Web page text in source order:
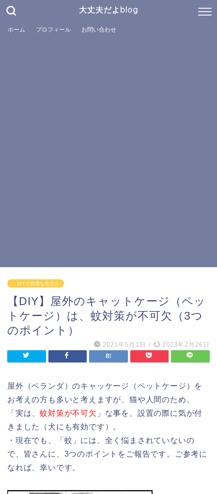
大丈夫だよblog
ホーム プロフィール お問い合わせ
DIYで快適な生活を
【DIY】屋外のキャットケージ（ペッ
トケージ）は、蚊対策が不可欠（3つ
のポイント）
2021年5月1日 / 2023年2月26日
屋外（ベランダ）のキャッケージ（ペットケージ）を
お考えの方も多いと考えますが、猫や人間のため、
「実は、蚊対策が不可欠 」な事を、設置の際に気が付
きました（犬にも有効です）。
・現在でも、「蚊」には、全く悩まされていないの
で、皆さんに、3つのポイントをご報告です。ご参考に
なれば、幸いです。